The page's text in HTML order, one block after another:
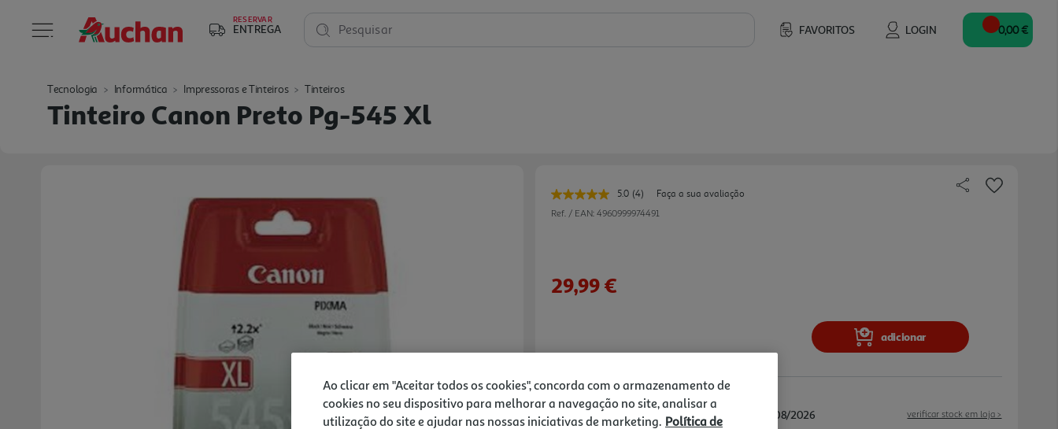
RESERVAR
ENTREGA FAVORITOS LOGIN
Pesquisar 0,00 €
Tecnologia Informática Impressoras e Tinteiros Tinteiros
Tinteiro Canon Preto Pg-545 Xl
5.0 Leu
4
(4)
Faça a sua avaliação
Ref. / EAN: 4960999974491
29,99 €
adicionar
verificar stock em loja >
Entrega estimada entre10/08/2026 e 11/08/2026
Ao clicar em "Aceitar todos os cookies", concorda com o armazenamento de
cookies no seu dispositivo para melhorar a navegação no site, analisar a
utilização do site e ajudar nas nossas iniciativas de marketing. Política de